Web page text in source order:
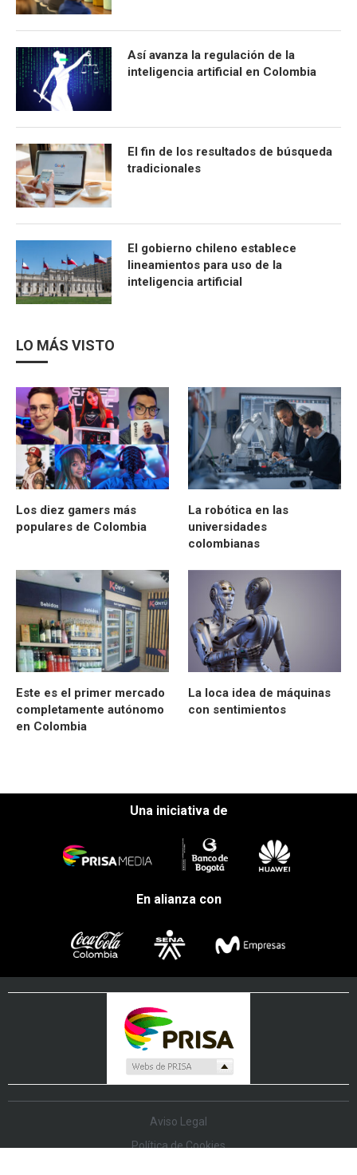
Así avanza la regulación de la
inteligencia artificial en Colombia
El fin de los resultados de búsqueda
tradicionales
El gobierno chileno establece
lineamientos para uso de la
inteligencia artificial
LO MÁS VISTO
Los diez gamers más
populares de Colombia
La robótica en las
universidades
colombianas
Este es el primer mercado
completamente autónomo
en Colombia
La loca idea de máquinas
con sentimientos
Una iniciativa de
En alianza con
Aviso Legal
Política de Cookies